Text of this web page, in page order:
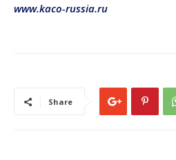
www.kaco-russia.ru
Share